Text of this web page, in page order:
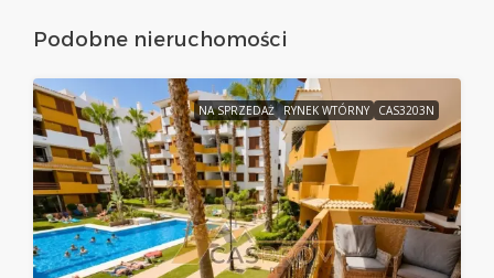
Podobne nieruchomości
NA SPRZEDAŻ RYNEK WTÓRNY CAS3203N